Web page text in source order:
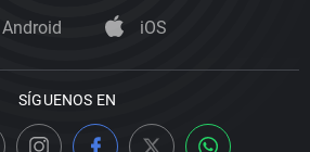
Android iOS
SÍGUENOS EN